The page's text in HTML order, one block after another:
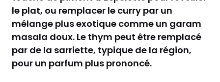
le plat, ou remplacer le curry par un
mélange plus exotique comme un garam
masala doux. Le thym peut être remplacé
par de la sarriette, typique de la région,
pour un parfum plus prononcé.